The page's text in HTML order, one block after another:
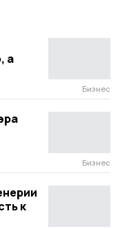
а
Бизнес
Бизнес
к